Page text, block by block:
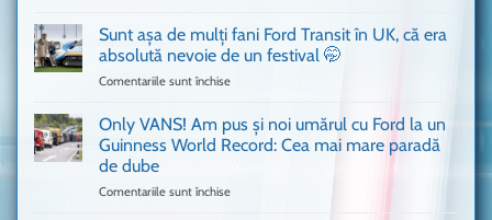
văzut
a
adus
în
mașină
Ferrari
Sunt așa de mulți fani Ford Transit în UK, că era
absolută nevoie de un festival 🤭
Comentariile sunt închise
de
mulți
Only VANS! Am pus și noi umărul cu Ford la un
Guinness World Record: Cea mai mare paradă
de dube
Comentariile sunt închise